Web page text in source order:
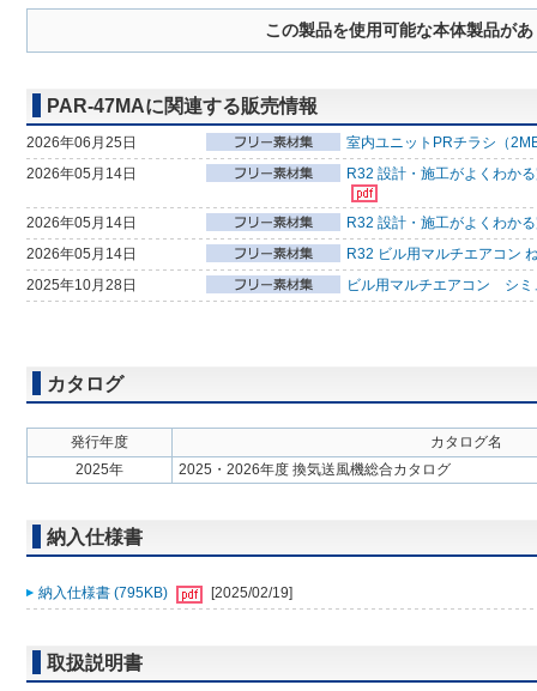
この製品を使用可能な本体製品が
PAR-47MAに関連する販売情報
2026年06月25日
室内ユニットPRチラシ（
2026年05月14日
R32 設計・施工がよくわか
2026年05月14日
R32 設計・施工がよくわか
2026年05月14日
R32 ビル用マルチエアコン
2025年10月28日
ビル用マルチエアコン シミ
カタログ
発行年度
カタログ名
2025年
2025・2026年度 換気送風機総合カタログ
納入仕様書
納入仕様書 (795KB) [2025/02/19]
取扱説明書